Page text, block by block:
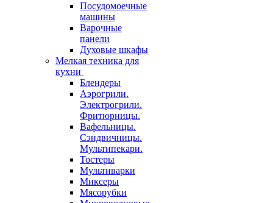
Посудомоечные
машины
Варочные
панели
Духовые шкафы
Мелкая техника для
кухни
Блендеры
Аэрогрили.
Электрогрили.
Фритюрницы.
Вафельницы.
Сэндвичницы.
Мультипекари.
Тостеры
Мультиварки
Миксеры
Мясорубки